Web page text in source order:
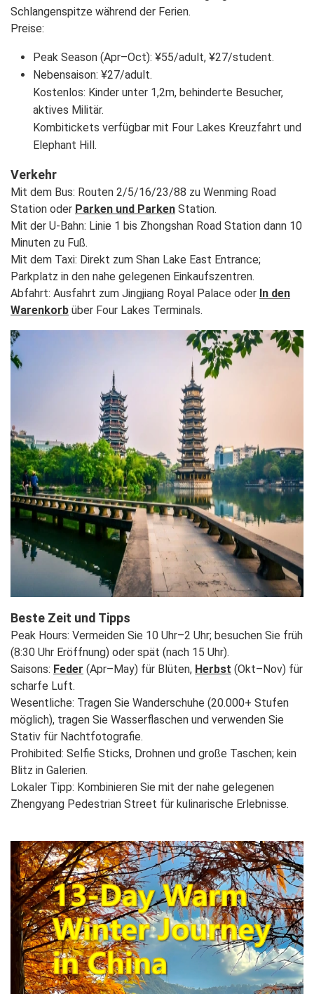
Schlangenspitze während der Ferien.
Preise:
Peak Season (Apr–Oct): ¥55/adult, ¥27/student.
Nebensaison: ¥27/adult.
Kostenlos: Kinder unter 1,2m, behinderte Besucher,
aktives Militär.
Kombitickets verfügbar mit Four Lakes Kreuzfahrt und
Elephant Hill.
Verkehr
Mit dem Bus: Routen 2/5/16/23/88 zu Wenming Road
Station oder Parken und Parken Station.
Mit der U-Bahn: Linie 1 bis Zhongshan Road Station dann 10
Minuten zu Fuß.
Mit dem Taxi: Direkt zum Shan Lake East Entrance;
Parkplatz in den nahe gelegenen Einkaufszentren.
Abfahrt: Ausfahrt zum Jingjiang Royal Palace oder In den
Warenkorb über Four Lakes Terminals.
Beste Zeit und Tipps
Peak Hours: Vermeiden Sie 10 Uhr–2 Uhr; besuchen Sie früh
(8:30 Uhr Eröffnung) oder spät (nach 15 Uhr).
Saisons: Feder (Apr–May) für Blüten, Herbst (Okt–Nov) für
scharfe Luft.
Wesentliche: Tragen Sie Wanderschuhe (20.000+ Stufen
möglich), tragen Sie Wasserflaschen und verwenden Sie
Stativ für Nachtfotografie.
Prohibited: Selfie Sticks, Drohnen und große Taschen; kein
Blitz in Galerien.
Lokaler Tipp: Kombinieren Sie mit der nahe gelegenen
Zhengyang Pedestrian Street für kulinarische Erlebnisse.